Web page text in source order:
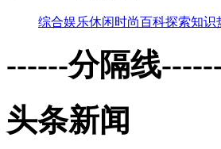
综合娱乐休闲时尚百科探索知识
------分隔线
头条新闻